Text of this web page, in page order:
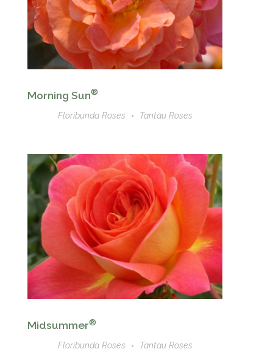
Morning Sun®
Floribunda Roses Tantau Roses
Midsummer®
Floribunda Roses Tantau Roses